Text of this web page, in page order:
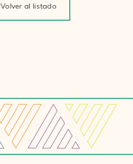
Volver al listado